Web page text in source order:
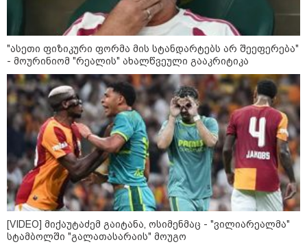
"ასეთი ფიზიკური ფორმა მის სტანდარტებს არ შეეფერება"
- მოურინიომ "რეალის" ახალწვეული გააკრიტიკა
[VIDEO] მიქაუტაძემ გაიტანა, ოსიმენმაც - "ვილიარეალმა"
სტამბოლში "გალათასარაის" მოუგო